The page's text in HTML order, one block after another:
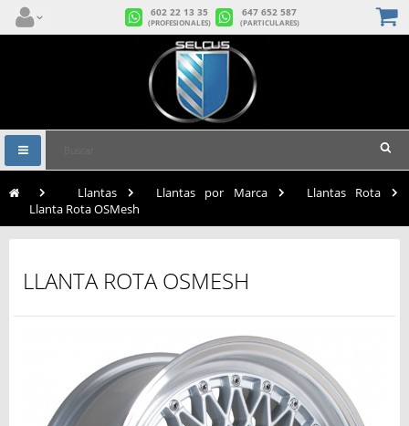
602 22 13 35
(PROFESIONALES)
647 652 587
(PARTICULARES)
Navegación
Toggle
Llantas Llantas por Marca
Llantas Rota
Llanta Rota OSMesh
LLANTA ROTA OSMESH